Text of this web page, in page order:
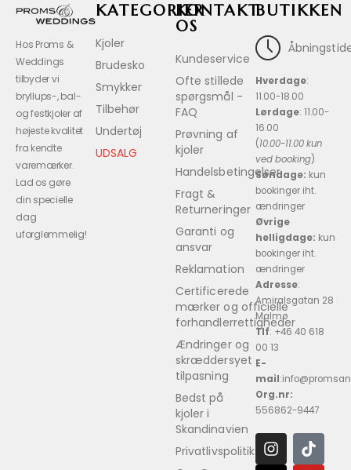
Hos Proms &
Weddings
tilbyder vi
bryllups-, bal-
og festkjoler af
højeste kvalitet
fra kendte
varemærker.
Lad os gøre
din specielle
dag
uforglemmelig!
BUTIKKEN
Hverdage:
11.00-18.00
Lørdage: 11.00-
16.00
(10.00-11.00 kun
ved booking)
Søndage: kun
bookinger iht.
ændringer
Øvrige
helligdage: kun
bookinger iht.
ændringer
Adresse:
Amiralsgatan 28
Malmø
Tlf: +46 40 618 ​
00 13
E-
mail
Org.nr:
556862-9447
KONTAKT
OS
Kundeservice
Ofte stillede
spørgsmål -
FAQ
Prøvning af
kjoler
Handelsbetingelser
Fragt &
Returneringer
Garanti og
ansvar
Reklamation
Certificerede
mærker og officielle
forhandlerrettigheder
Ændringer og
skræddersyet
tilpasning
Bedst på
kjoler i
Skandinavien
Privatlivspolitik
KATEGORIER
Kjoler
Brudesko
Smykker
Tilbehør
Undertøj
UDSALG